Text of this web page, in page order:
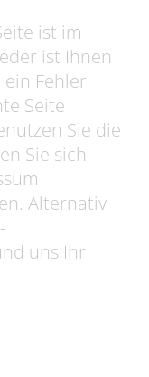
ist im
ist Ihnen
Fehler
Seite
Sie die
Sie sich
Alternativ
uns Ihr